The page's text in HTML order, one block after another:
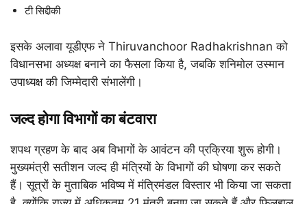
टी सिद्दीकी
इसके अलावा यूडीएफ ने Thiruvanchoor Radhakrishnan को
विधानसभा अध्यक्ष बनाने का फैसला किया है, जबकि शनिमोल उस्मान
उपाध्यक्ष की जिम्मेदारी संभालेंगी।
जल्द होगा विभागों का बंटवारा
शपथ ग्रहण के बाद अब विभागों के आवंटन की प्रक्रिया शुरू होगी।
मुख्यमंत्री सतीशन जल्द ही मंत्रियों के विभागों की घोषणा कर सकते
हैं। सूत्रों के मुताबिक भविष्य में मंत्रिमंडल विस्तार भी किया जा सकता